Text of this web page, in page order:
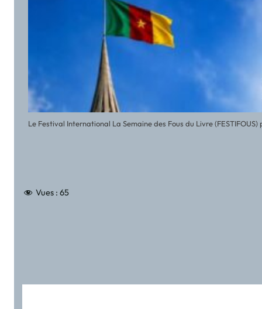
Le Festival International La Semaine des Fous du Livre
Vues : 65